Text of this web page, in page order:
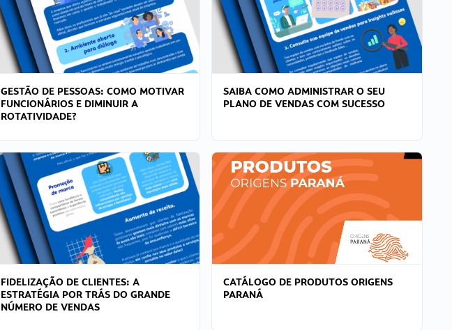
GESTÃO DE PESSOAS: COMO MOTIVAR
FUNCIONÁRIOS E DIMINUIR A
ROTATIVIDADE?
SAIBA COMO ADMINISTRAR O SEU
PLANO DE VENDAS COM SUCESSO
FIDELIZAÇÃO DE CLIENTES: A
ESTRATÉGIA POR TRÁS DO GRANDE
NÚMERO DE VENDAS
CATÁLOGO DE PRODUTOS ORIGENS
PARANÁ